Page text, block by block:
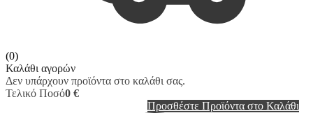
(0)
Καλάθι αγορών
Δεν υπάρχουν προϊόντα στο καλάθι σας.
Τελικό Ποσό0 €
Προσθέστε Προϊόντα στο Καλάθι